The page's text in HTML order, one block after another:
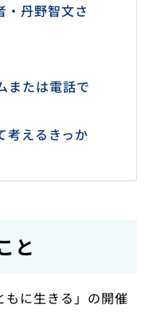
・丹野智文さ
または電話で
考えるきっか
と
に生きる」の開催